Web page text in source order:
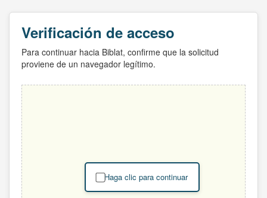
Verificación de acceso
Para continuar hacia Biblat, confirme que la solicitud
proviene de un navegador legítimo.
Haga clic para continuar